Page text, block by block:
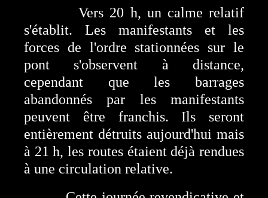
Vers 20 h, un calme relatif
s'établit. Les manifestants et les
forces de l'ordre stationnées sur le
pont s'observent à distance,
cependant que les barrages
abandonnés par les manifestants
peuvent être franchis. Ils seront
entièrement détruits aujourd'hui mais
à 21 h, les routes étaient déjà rendues
à une circulation relative.